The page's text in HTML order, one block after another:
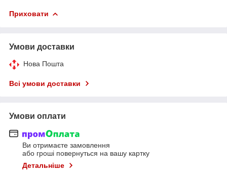
Приховати
Умови доставки
Нова Пошта
Всі умови доставки
Умови оплати
Ви отримаєте замовлення
або гроші повернуться на вашу картку
Детальніше